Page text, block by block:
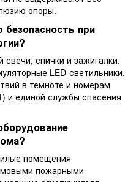
опоры.
при
свечи, спички и зажигалки.
LED-светильники.
в темноте и номерам
и единой службы спасения
помещения
пожарными